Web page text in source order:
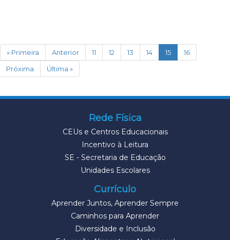
« Primeira Anterior 11 12 13 14 15(current)
16
Próxima
Última »
Rede Física
CEUs e Centros Educacionais
Incentivo à Leitura
SE - Secretaria de Educação
Unidades Escolares
Currículo
Aprender Juntos, Aprender Sempre
Caminhos para Aprender
Diversidade e Inclusão